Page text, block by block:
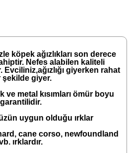
köpek ağızlıkları son derece
Nefes alabilen kaliteli
giyerken rahat
şekilde giyer.
metal kısımları ömür boyu
garantilidir.
uygun olduğu ırklar
cane corso, newfoundland
ırklardır.